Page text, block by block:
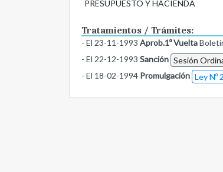
PRESUPUESTO Y HACIENDA
Tratamientos / Trámites:
- El 23-11-1993 Aprob.1º Vuelta
- El 22-12-1993 Sanción Sesión
- El 18-02-1994 Promulgación Ley Nº